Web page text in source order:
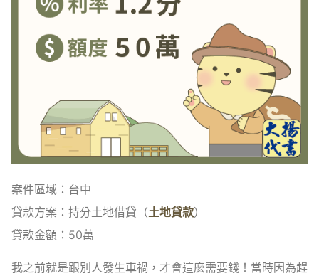
案件區域：台中
貸款方案：持分土地借貸（土地貸款）
貸款金額：50萬
我之前就是跟別人發生車禍，才會這麼需要錢！當時因為趕